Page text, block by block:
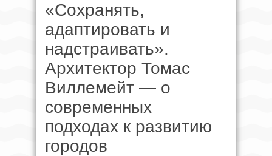
«Сохранять,
адаптировать и
надстраивать».
Архитектор Томас
Виллемейт — о
современных
подходах к развитию
городов